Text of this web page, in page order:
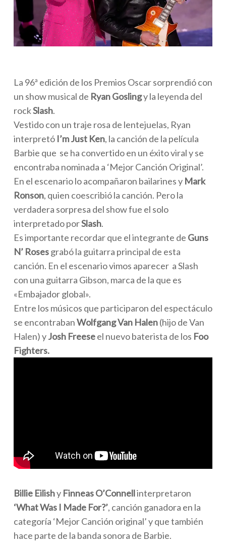
La 96ª edición de los Premios Oscar sorprendió con
un show musical de Ryan Goslingy la leyenda del
rockSlash.
Vestido con un traje rosa de lentejuelas, Ryan
interpretó I’m Just Ken, la canción de la película
Barbie que se ha convertido en un éxito viral y se
encontraba nominada a ‘Mejor Canción Original’.
En el escenario lo acompañaron bailarines y Mark
Ronson, quien coescribió la canción. Pero la
verdadera sorpresa del show fue el solo
interpretado porSlash.
Es importante recordar que el integrante de Guns
N’ Rosesgrabó la guitarra principal de esta
canción. En el escenario vimos aparecer a Slash
con una guitarra Gibson, marca de la que es
«Embajador global».
Entre los músicos que participaron del espectáculo
se encontrabanWolfgang Van Halen(hijo de Van
Halen) yJosh Freeseel nuevo baterista de los Foo
Fighters.
Billie Eilishy FinneasO’Connellinterpretaron
‘What Was I Made For?’, canción ganadora en la
categoría ‘Mejor Canción original’ y que también
hace parte de la banda sonora de Barbie.